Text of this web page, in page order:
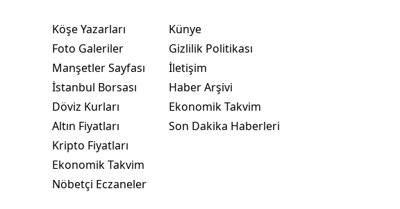
Köşe Yazarları
Foto Galeriler
Manşetler Sayfası
İstanbul Borsası
Döviz Kurları
Altın Fiyatları
Kripto Fiyatları
Ekonomik Takvim
Nöbetçi Eczaneler
Künye
Gizlilik Politikası
İletişim
Haber Arşivi
Ekonomik Takvim
Son Dakika Haberleri